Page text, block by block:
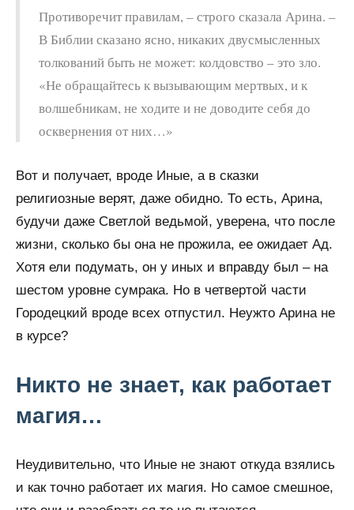
Противоречит правилам, – строго сказала Арина. –
В Библии сказано ясно, никаких двусмысленных
толкований быть не может: колдовство – это зло.
«Не обращайтесь к вызывающим мертвых, и к
волшебникам, не ходите и не доводите себя до
осквернения от них…»
Вот и получает, вроде Иные, а в сказки
религиозные верят, даже обидно. То есть, Арина,
будучи даже Светлой ведьмой, уверена, что после
жизни, сколько бы она не прожила, ее ожидает Ад.
Хотя ели подумать, он у иных и вправду был – на
шестом уровне сумрака. Но в четвертой части
Городецкий вроде всех отпустил. Неужто Арина не
в курсе?
Никто не знает, как работает
магия…
Неудивительно, что Иные не знают откуда взялись
и как точно работает их магия. Но самое смешное,